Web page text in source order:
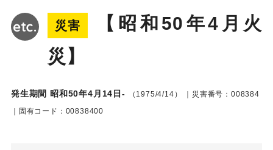
災害
【昭和50年4月火
災】
発生期間 昭和50年4月14日- （1975/4/14）
｜災害番号：008384
｜固有コード：00838400